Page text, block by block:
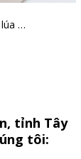
…
tỉnh Tây
tôi: